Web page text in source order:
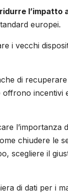
ridurre l’impatto
europei.
i vecchi
di
incentivi
l’importanza
chiudere le
scegliere il
di dati per i